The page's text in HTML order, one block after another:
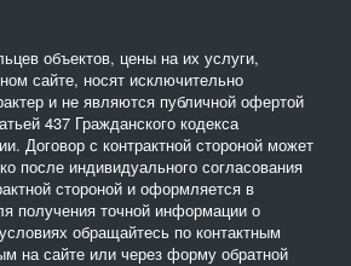
объектов, цены на их услуги,
сайте, носят исключительно
и не являются публичной офертой
437 Гражданского кодекса
Договор с контрактной стороной может
после индивидуального согласования
стороной и оформляется в
получения точной информации о
обращайтесь по контактным
на сайте или через форму обратной